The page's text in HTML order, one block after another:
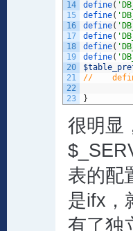
14
15
16
17
18
19
20
21
22
23
define(
define(
define(
define(
define(
define(
//
}
很明显
表的配
是ifx，
有了独